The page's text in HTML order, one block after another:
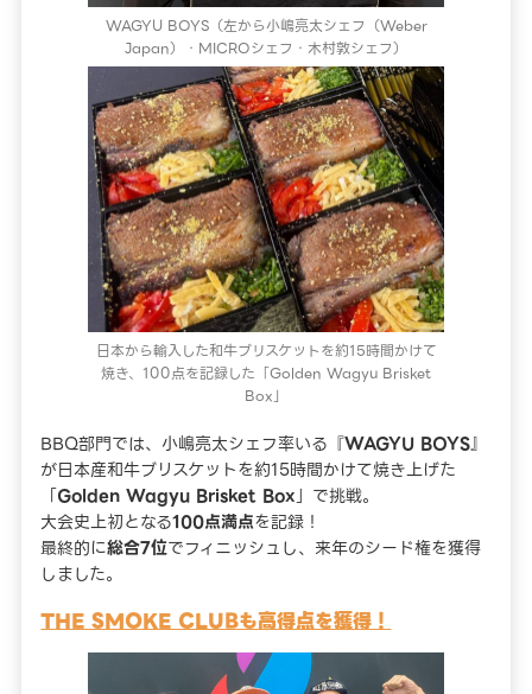
WAGYU BOYS（左から小嶋亮太シェフ（Weber
Japan）・MICROシェフ・木村敦シェフ）
日本から輸入した和牛ブリスケットを約15時間かけて
焼き、100点を記録した「Golden Wagyu Brisket
Box」
BBQ部門では、小嶋亮太シェフ率いる『WAGYU BOYS』
が日本産和牛ブリスケットを約15時間かけて焼き上げた
「Golden Wagyu Brisket Box」で挑戦。
大会史上初となる100点満点を記録！
最終的に総合7位でフィニッシュし、来年のシード権を獲得
しました。
THE SMOKE CLUBも高得点を獲得！